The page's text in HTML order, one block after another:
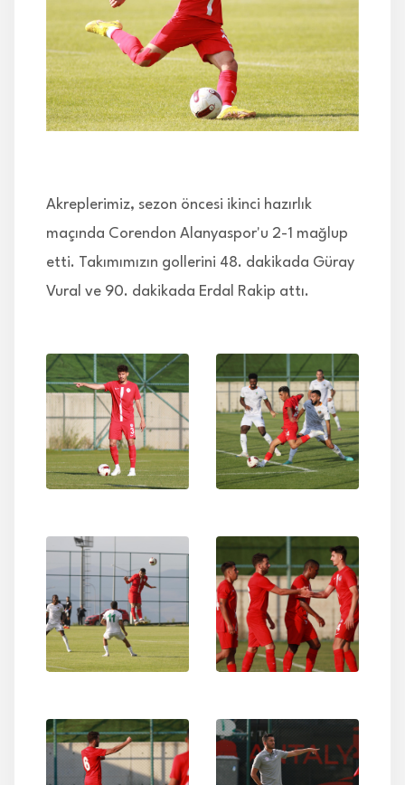
İLETİŞİM
Akreplerimiz, sezon öncesi ikinci hazırlık
maçında Corendon Alanyaspor'u 2-1 mağlup
etti. Takımımızın gollerini 48. dakikada Güray
Vural ve 90. dakikada Erdal Rakip attı.